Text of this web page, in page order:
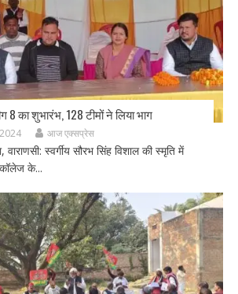
8 का शुभारंभ, 128 टीमों ने लिया भाग
आज एक्सप्रेस
वाराणसी: स्वर्गीय सौरभ सिंह विशाल की स्मृति में
के...